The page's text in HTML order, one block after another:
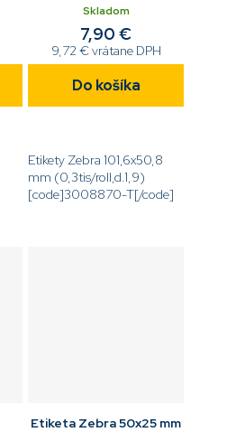
Perform 1000D biela
Skladom
9,72 € vrátane DPH
7,90 €
Do košíka
Etikety Zebra 101,6x50,8
mm (0,3tis/roll,d.1,9)
[code]3008870-T[/code]
Etiketa Zebra 50x25 mm